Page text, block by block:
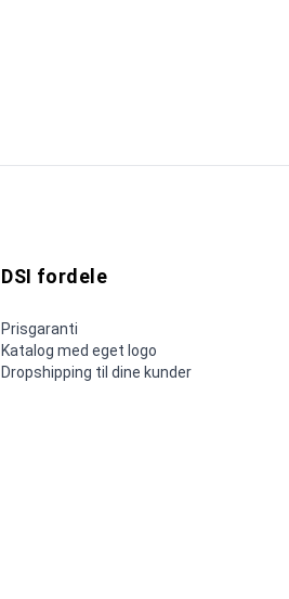
DSI fordele
Prisgaranti
Katalog med eget logo
Dropshipping til dine kunder